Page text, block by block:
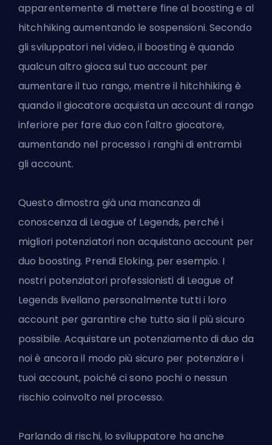
apparentemente di mettere fine al boosting e al
hitchhikingaumentando le sospensioni. Secondo
gli sviluppatori nel video, il boosting è quando
qualcun altro gioca sul tuo account per
aumentare il tuo rango, mentre il hitchhiking è
quando il giocatore acquista un account di rango
inferiore per fare duo con l'altro giocatore,
aumentando nel processo i ranghi di entrambi
gli account.
Questo dimostra già una mancanza di
conoscenza di League of Legends, perché i
migliori potenziatori non acquistano account per
duo boosting. Prendi Eloking, per esempio. I
nostri potenziatori professionisti di League of
Legends livellano personalmente tutti i loro
account per garantire che tutto sia il più sicuro
possibile. Acquistare un potenziamento di duo da
noi è ancora il modo più sicuro per potenziare i
tuoi account, poiché ci sono pochi o nessun
rischio coinvolto nel processo.
Parlando di rischi, lo sviluppatore ha anche